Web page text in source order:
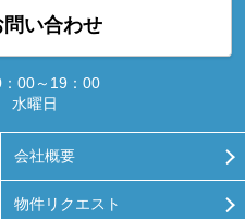
い合わせ
：00～19：00
水曜日
会社概要
物件リクエスト